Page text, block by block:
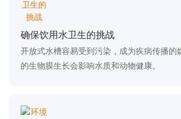
确保饮用水卫生的挑战
开放式水槽容易受到污染，成为疾病传播的
的生物膜生长会影响水质和动物健康。